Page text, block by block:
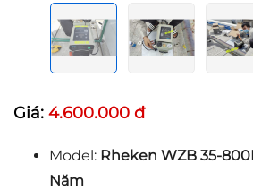
Giá: 4.600.000 đ
Model: Rheken WZB 35-
Năm